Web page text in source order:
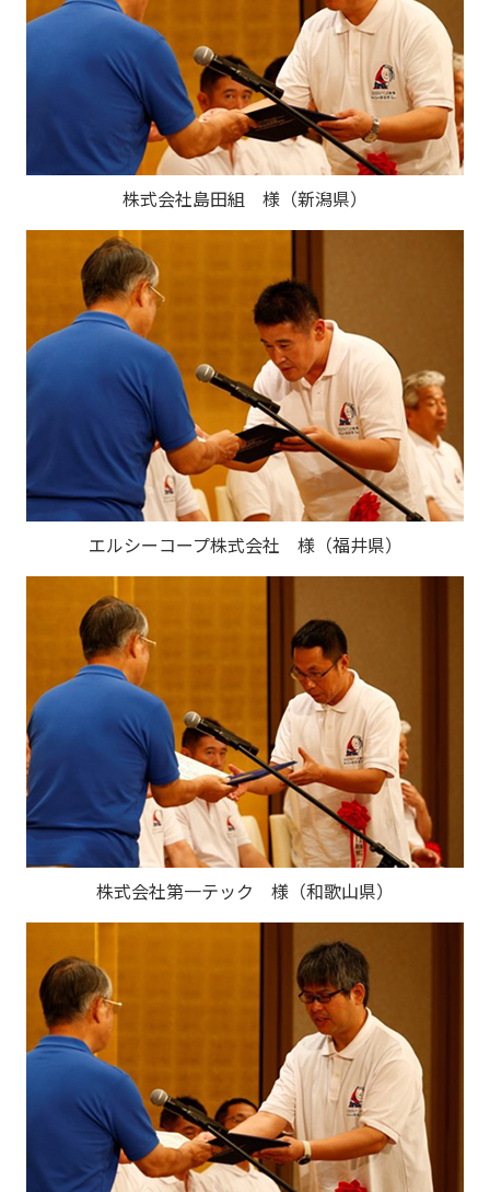
株式会社島田組 様（新潟県）
エルシーコープ株式会社 様（福井県）
株式会社第一テック 様（和歌山県）